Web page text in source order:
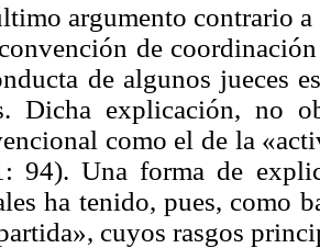
argumento contrario
de
de algunos jueces
Dicha explicación, no
como el de la
94). Una forma de
ha tenido, pues, como
cuyos rasgos